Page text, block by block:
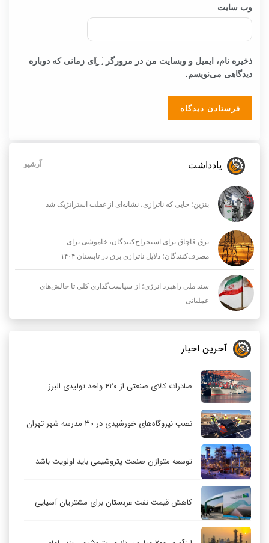
وب‌ سایت
ذخیره نام، ایمیل و وبسایت من در مرورگر برای زمانی که دوباره
دیدگاهی می‌نویسم.
یادداشت آرشیو
بنزین؛ جایی که ناترازی، نشانه‌ای از غفلت استراتژیک شد
برق قاچاق برای استخراج‌کنندگان، خاموشی برای
مصرف‌کنندگان؛ دلایل ناترازی برق در تابستان ۱۴۰۴
سند ملی راهبرد انرژی؛ از سیاست‌گذاری کلی تا چالش‌های
عملیاتی
آخرین اخبار
صادرات کالای صنعتی از ۴۲۰ واحد تولیدی البرز
نصب نیروگاه‌های خورشیدی در ۳۰ مدرسه شهر تهران
توسعه متوازن صنعت پتروشیمی باید اولویت باشد
کاهش قیمت نفت عربستان برای مشتریان آسیایی